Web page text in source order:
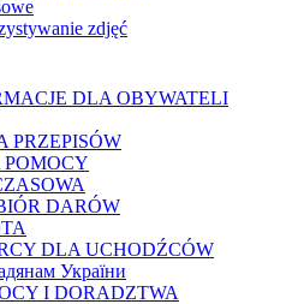
zdjęć
DLA OBYWATELI
PRZEPISÓW
DARÓW
DLA UCHODŹCÓW
України
I DORADZTWA